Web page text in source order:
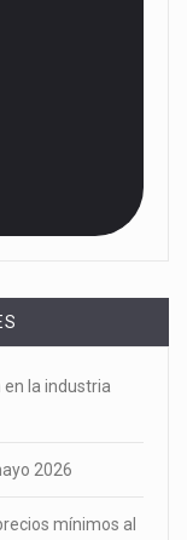
en la industria
2026
mínimos al